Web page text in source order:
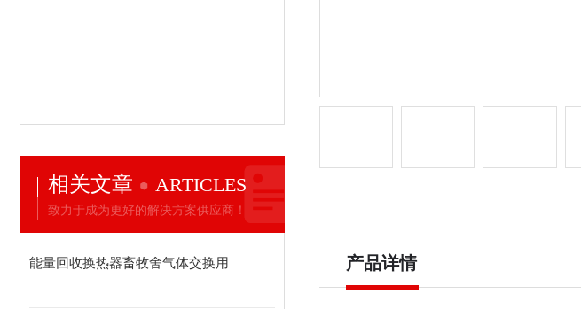
相关文章 ARTICLES
致力于成为更好的解决方案供应商！
能量回收换热器畜牧舍气体交换用 产品详情